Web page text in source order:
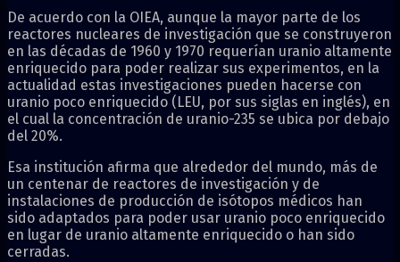
De acuerdo con la OIEA, aunque la mayor parte de los
reactores nucleares de investigación que se construyeron
en las décadas de 1960 y 1970 requerían uranio altamente
enriquecido para poder realizar sus experimentos, en la
actualidad estas investigaciones pueden hacerse con
uranio poco enriquecido (LEU, por sus siglas en inglés), en
el cual la concentración de uranio-235 se ubica por debajo
del 20%.
Esa institución afirma que alrededor del mundo, más de
un centenar de reactores de investigación y de
instalaciones de producción de isótopos médicos han
sido adaptados para poder usar uranio poco enriquecido
en lugar de uranio altamente enriquecido o han sido
cerradas.